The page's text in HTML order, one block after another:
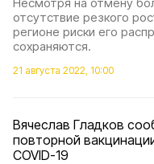
отсутствие резкого
регионе риски его
сохраняются.
21 августа 2022, 10:00
Вячеслав Гладков
повторной
COVID-19